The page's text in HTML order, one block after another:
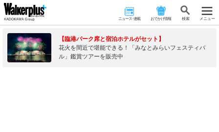
ニュース･連載 おでかけ情報 検 索 メニュー
【臨港パーク席と宿泊ホテルがセット】
花火を間近で堪能できる！「みなとみらいフェスティバ
ル」鑑賞ツアーを販売中